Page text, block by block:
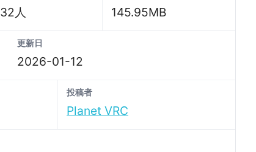
32人 145.95MB
更新日
2026-01-12
投稿者
Planet VRC